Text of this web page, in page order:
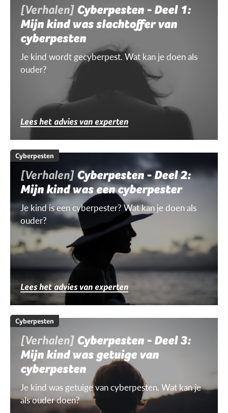
[Verhalen] Cyberpesten - Deel 1:
Mijn kind was slachtoffer van
cyberpesten
Je kind wordt gecyberpest. Wat kan je doen als
ouder?
Lees het advies van experten
Cyberpesten
[Verhalen] Cyberpesten - Deel 2:
Mijn kind was een cyberpester
Je kind is een cyberpester? Wat kan je doen als
ouder?
Lees het advies van experten
Cyberpesten
[Verhalen] Cyberpesten - Deel 3:
Mijn kind was getuige van
cyberpesten
Je kind was getuige van cyberpesten. Wat kan je
als ouder doen?